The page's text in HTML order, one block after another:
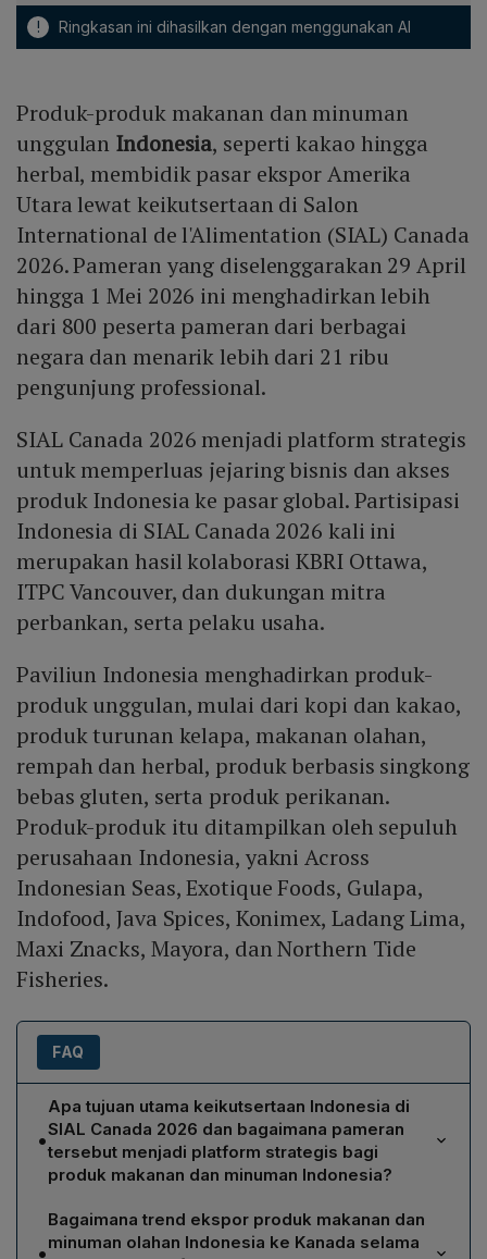
! Ringkasan ini dihasilkan dengan menggunakan AI
Produk-produk makanan dan minuman
unggulan Indonesia, seperti kakao hingga
herbal, membidik pasar ekspor Amerika
Utara lewat keikutsertaan di Salon
International de l'Alimentation (SIAL) Canada
2026. Pameran yang diselenggarakan 29 April
hingga 1 Mei 2026 ini menghadirkan lebih
dari 800 peserta pameran dari berbagai
negara dan menarik lebih dari 21 ribu
pengunjung professional.
SIAL Canada 2026 menjadi platform strategis
untuk memperluas jejaring bisnis dan akses
produk Indonesia ke pasar global. Partisipasi
Indonesia di SIAL Canada 2026 kali ini
merupakan hasil kolaborasi KBRI Ottawa,
ITPC Vancouver, dan dukungan mitra
perbankan, serta pelaku usaha.
Paviliun Indonesia menghadirkan produk-
produk unggulan, mulai dari kopi dan kakao,
produk turunan kelapa, makanan olahan,
rempah dan herbal, produk berbasis singkong
bebas gluten, serta produk perikanan.
Produk-produk itu ditampilkan oleh sepuluh
perusahaan Indonesia, yakni Across
Indonesian Seas, Exotique Foods, Gulapa,
Indofood, Java Spices, Konimex, Ladang Lima,
Maxi Znacks, Mayora, dan Northern Tide
Fisheries.
FAQ
•
Apa tujuan utama keikutsertaan Indonesia di
SIAL Canada 2026 dan bagaimana pameran
tersebut menjadi platform strategis bagi
produk makanan dan minuman Indonesia?
Keikutsertaan Indonesia di SIAL Canada 2026 bertujuan
memperluas jejaring bisnis, meningkatkan visibilitas
•
Bagaimana trend ekspor produk makanan dan
minuman olahan Indonesia ke Kanada selama